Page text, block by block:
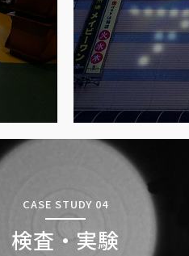
CASE STUDY 04
検査・実験